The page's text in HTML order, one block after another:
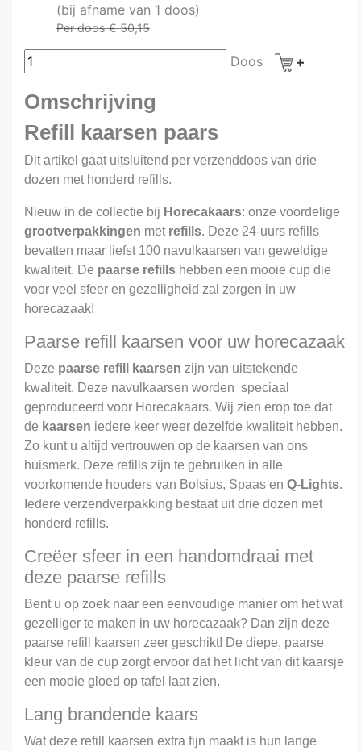
(bij afname van 1 doos)
Per doos € 50,15
Doos
Omschrijving
Refill kaarsen paars
Dit artikel gaat uitsluitend per verzenddoos van drie
dozen met honderd refills.
Nieuw in de collectie bij Horecakaars: onze voordelige
grootverpakkingen met refills. Deze 24-uurs refills
bevatten maar liefst 100 navulkaarsen van geweldige
kwaliteit. De paarse refills hebben een mooie cup die
voor veel sfeer en gezelligheid zal zorgen in uw
horecazaak!
Paarse refill kaarsen voor uw horecazaak
Deze paarse refill kaarsen zijn van uitstekende
kwaliteit. Deze navulkaarsen worden speciaal
geproduceerd voor Horecakaars. Wij zien erop toe dat
de kaarsen iedere keer weer dezelfde kwaliteit hebben.
Zo kunt u altijd vertrouwen op de kaarsen van ons
huismerk. Deze refills zijn te gebruiken in alle
voorkomende houders van Bolsius, Spaas en Q-Lights.
Iedere verzendverpakking bestaat uit drie dozen met
honderd refills.
Creëer sfeer in een handomdraai met
deze paarse refills
Bent u op zoek naar een eenvoudige manier om het wat
gezelliger te maken in uw horecazaak? Dan zijn deze
paarse refill kaarsen zeer geschikt! De diepe, paarse
kleur van de cup zorgt ervoor dat het licht van dit kaarsje
een mooie gloed op tafel laat zien.
Lang brandende kaars
Wat deze refill kaarsen extra fijn maakt is hun lange